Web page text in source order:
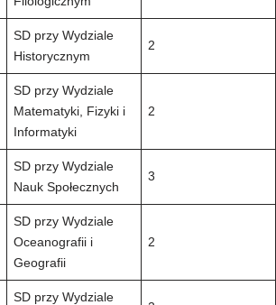
SD przy Wydziale
Historycznym
2
SD przy Wydziale
Matematyki, Fizyki i
Informatyki
2
SD przy Wydziale
Nauk Społecznych
3
SD przy Wydziale
Oceanografii i
Geografii
2
SD przy Wydziale